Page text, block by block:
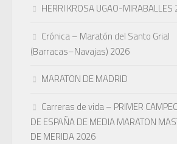
HERRI KROSA UGAO-MIRABALLES
Crónica – Maratón del Santo Grial
(Barracas–Navajas) 2026
MARATON DE MADRID
Carreras de vida – PRIMER
DE ESPAÑA DE MEDIA MARATON
DE MERIDA 2026